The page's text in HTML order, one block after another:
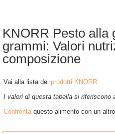
KNORR Pesto alla
grammi: Valori
composizione
Vai alla lista dei prodotti KNORR
I valori di questa tabella si riferiscono
Confrontaquesto alimento con un